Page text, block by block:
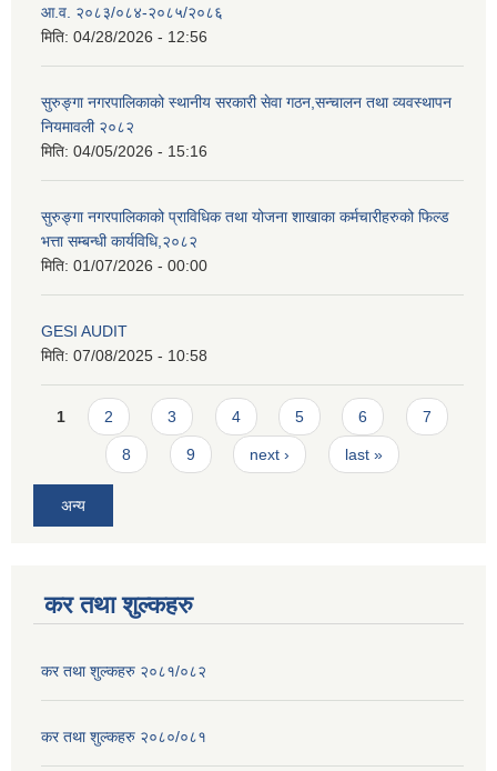
आ.व. २०८३/०८४-२०८५/२०८६
मिति: 04/28/2026 - 12:56
सुरुङ्गा नगरपालिकाको स्थानीय सरकारी सेवा गठन,सन्चालन तथा व्यवस्थापन
नियमावली २०८२
मिति: 04/05/2026 - 15:16
सुरुङ्गा नगरपालिकाको प्राविधिक तथा योजना शाखाका कर्मचारीहरुको फिल्ड
भत्ता सम्बन्धी कार्यविधि,२०८२
मिति: 01/07/2026 - 00:00
GESI AUDIT
मिति: 07/08/2025 - 10:58
Pages
1 2 3 4 5 6 7
8 9 next › last »
अन्य
कर तथा शुल्कहरु
कर तथा शुल्कहरु २०८१/०८२
कर तथा शुल्कहरु २०८०/०८१